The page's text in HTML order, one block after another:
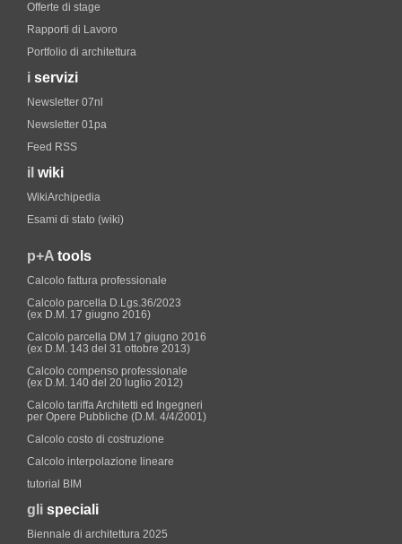
Offerte di stage
Rapporti di Lavoro
Portfolio di architettura
i servizi
Newsletter 07nl
Newsletter 01pa
Feed RSS
il wiki
WikiArchipedia
Esami di stato (wiki)
p+A tools
Calcolo fattura professionale
Calcolo parcella D.Lgs.36/2023
(ex D.M. 17 giugno 2016)
Calcolo parcella DM 17 giugno 2016
(ex D.M. 143 del 31 ottobre 2013)
Calcolo compenso professionale
(ex D.M. 140 del 20 luglio 2012)
Calcolo tariffa Architetti ed Ingegneri
per Opere Pubbliche (D.M. 4/4/2001)
Calcolo costo di costruzione
Calcolo interpolazione lineare
tutorial BIM
gli speciali
Biennale di architettura 2025